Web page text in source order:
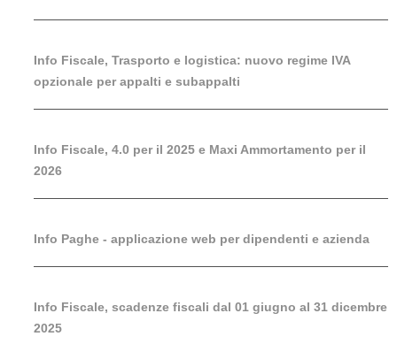
Info Fiscale, Trasporto e logistica: nuovo regime IVA
opzionale per appalti e subappalti
Info Fiscale, 4.0 per il 2025 e Maxi Ammortamento per il
2026
Info Paghe - applicazione web per dipendenti e azienda
Info Fiscale, scadenze fiscali dal 01 giugno al 31 dicembre
2025